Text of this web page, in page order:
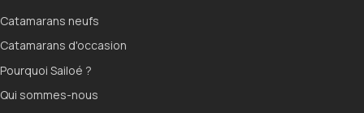
Catamarans neufs
Catamarans d'occasion
Pourquoi Sailoé ?
Qui sommes-nous